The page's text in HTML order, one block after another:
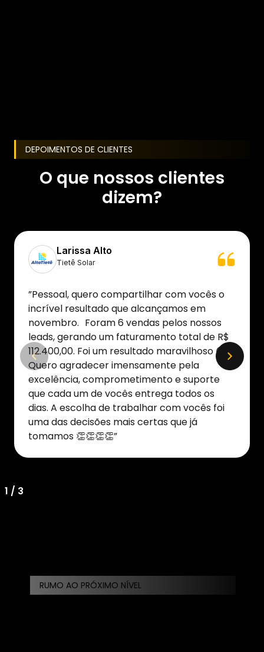
DEPOIMENTOS DE CLIENTES
O que nossos clientes
dizem?
Larissa Alto
Tietê Solar
”Pessoal, quero compartilhar com vocês o
incrível resultado que alcançamos em
novembro. Foram 6 vendas pelos nossos
leads, gerando um faturamento total de R$
112.400,00. Foi um resultado maravilhoso 😍
Quero agradecer imensamente pela
excelência, comprometimento e suporte
que cada um de vocês entrega todos os
dias. A escolha de trabalhar com vocês foi
uma das decisões mais certas que já
tomamos 👏👏👏👏”
1 / 3
RUMO AO PRÓXIMO NÍVEL